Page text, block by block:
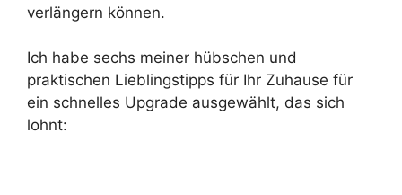
verlängern können.
Ich habe sechs meiner hübschen und
praktischen Lieblingstipps für Ihr Zuhause für
ein schnelles Upgrade ausgewählt, das sich
lohnt: